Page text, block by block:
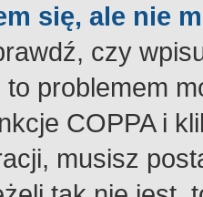
się, ale nie
czy
problemem
COPPA i
musisz